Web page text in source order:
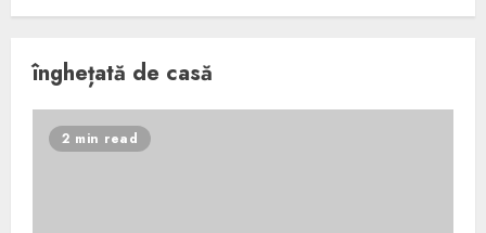
înghețată de casă
2 min read